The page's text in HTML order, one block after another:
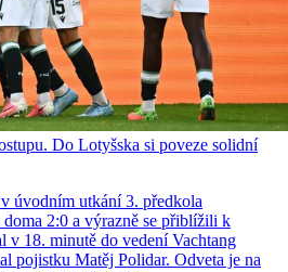
Do Lotyšska si poveze solidní
úvodním utkání 3. předkola
2:0 a výrazně se přiblížili k
v 18. minutě do vedení Vachtang
pojistku Matěj Polidar. Odveta je na